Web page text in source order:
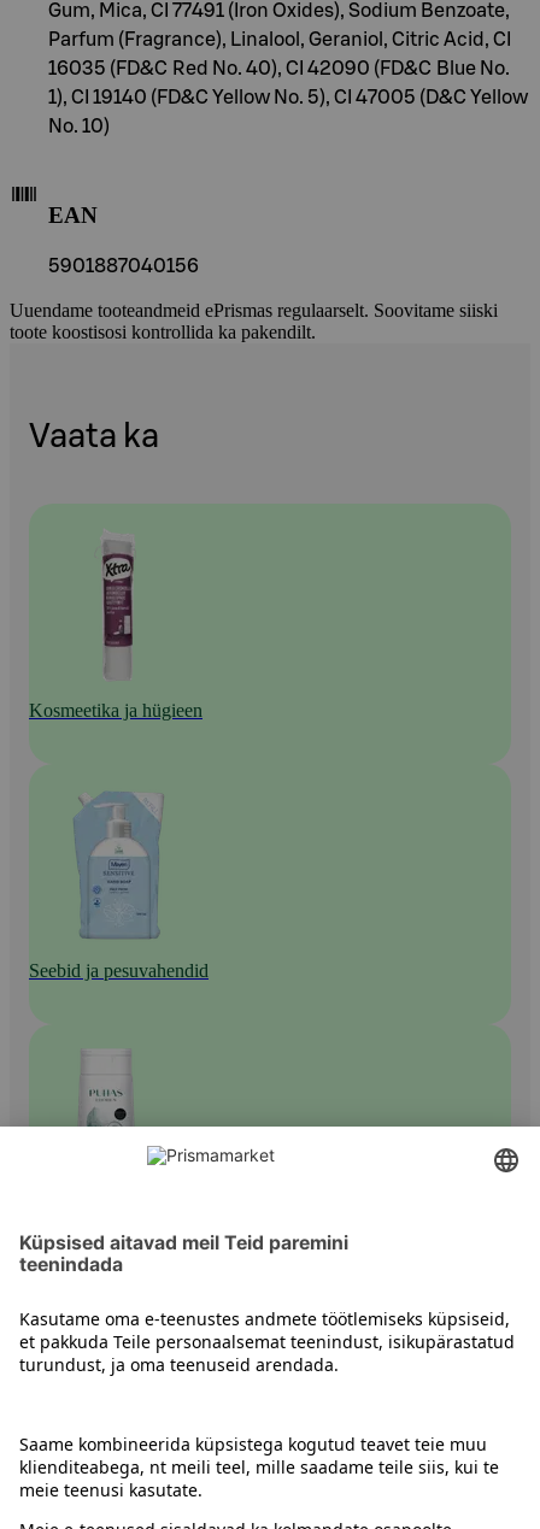
Gum, Mica, CI 77491 (Iron Oxides), Sodium Benzoate,
Parfum (Fragrance), Linalool, Geraniol, Citric Acid, CI
16035 (FD&C Red No. 40), CI 42090 (FD&C Blue No.
1), CI 19140 (FD&C Yellow No. 5), CI 47005 (D&C Yellow
No. 10)
EAN
5901887040156
Uuendame tooteandmeid ePrismas regulaarselt. Soovitame siiski
toote koostisosi kontrollida ka pakendilt.
Vaata ka
Kosmeetika ja hügieen
Seebid ja pesuvahendid
Naiste dušigeelid
Juhised